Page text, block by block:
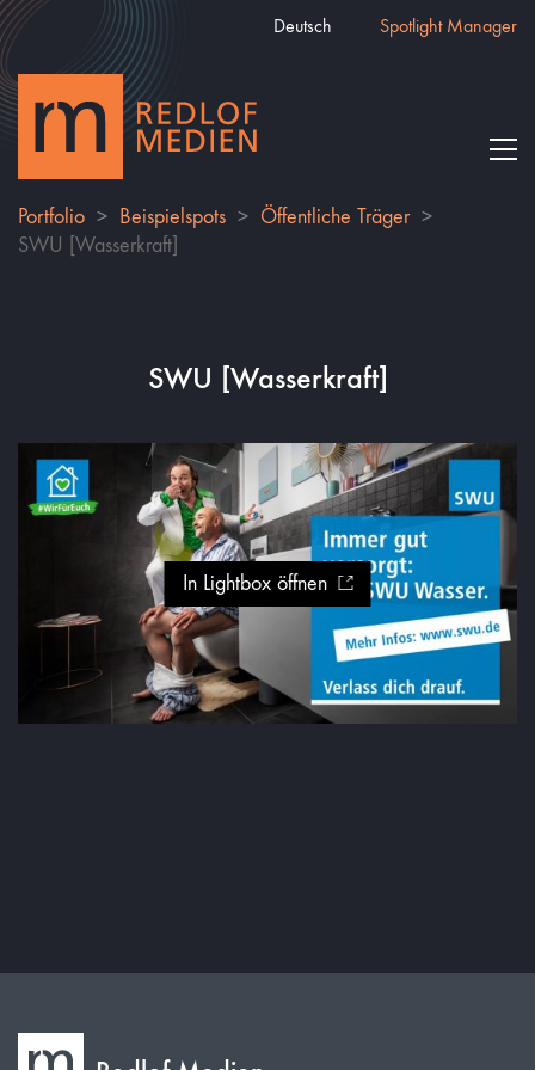
Deutsch Spotlight Manager
Portfolio > Beispielspots > Öffentliche Träger >
SWU [Wasserkraft]
SWU [Wasserkraft]
In Lightbox öffnen